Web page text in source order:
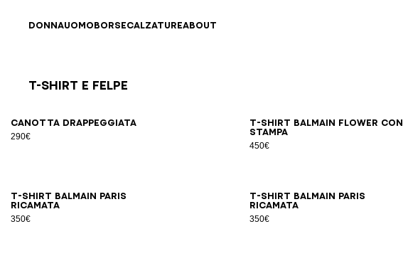
DONNAUOMOBORSECALZATUREABOUT
T-shirt e felpe
Canotta drappeggiata
290€
XSSMLXL
T-shirt Balmain Flower con
stampa
450€
XS SMLXL2XL
T-shirt Balmain Paris
ricamata
350€
XSSML
T-shirt Balmain Paris
ricamata
350€
XSSML